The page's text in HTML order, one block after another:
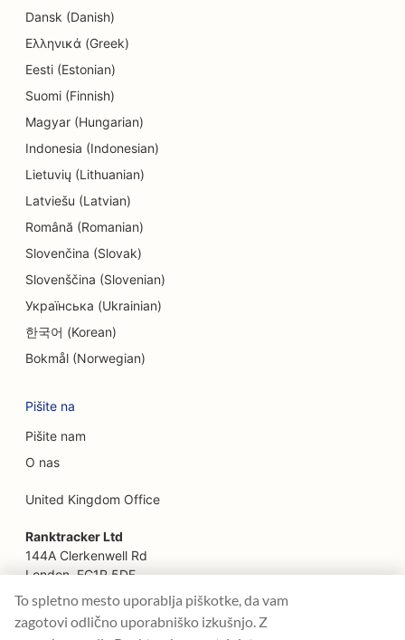
SEO za kemične čistilnice
SEO za trgovine z elektroniko
SEO za inženirska podjetja
SEO za endodontiste
SEO za zabavo in rekreacijo
SEO za sobe pobega
SEO za restavracije Farm-to-Table
SEO za storitve Facelift
SEO za družinske restavracije
SEO za cvetličarje
SEO za fine dining restavracije
SEO za finančne storitve
SEO za živilske dvorane
SEO za francoske slaščičarne
Dansk (Danish)
Ελληνικά (Greek)
Eesti (Estonian)
Suomi (Finnish)
Magyar (Hungarian)
Indonesia (Indonesian)
Lietuvių (Lithuanian)
Latviešu (Latvian)
Română (Romanian)
Slovenčina (Slovak)
Slovenščina (Slovenian)
Українська (Ukrainian)
한국어 (Korean)
Bokmål (Norwegian)
Pišite na
Pišite nam
O nas
United Kingdom Office
Ranktracker Ltd
144A Clerkenwell Rd
London, EC1R 5DF
Company No: 08820809
felix@ranktracker.com
To spletno mesto uporablja piškotke, da vam
zagotovi odlično uporabniško izkušnjo. Z